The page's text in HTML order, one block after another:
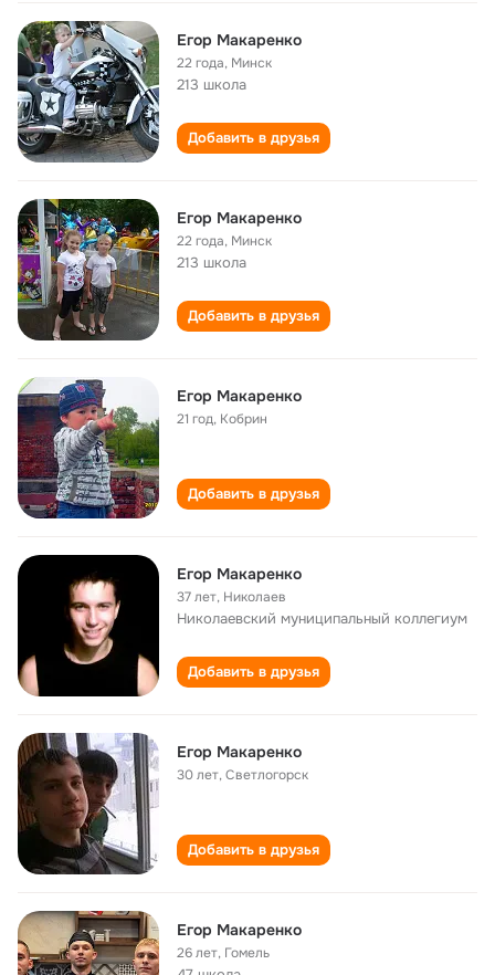
Егор Макаренко
22 года, Минск
213 школа
Добавить в друзья
Егор Макаренко
22 года, Минск
213 школа
Добавить в друзья
Егор Макаренко
21 год, Кобрин
Добавить в друзья
Егор Макаренко
37 лет, Николаев
Николаевский муниципальный коллегиум
Добавить в друзья
Егор Макаренко
30 лет,Светлогорск
Добавить в друзья
Егор Макаренко
26 лет, Гомель